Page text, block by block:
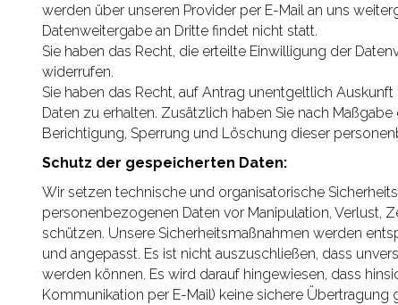
werden über unseren Provider per E-Mail an uns
Datenweitergabe an Dritte findet nicht statt.
Sie haben das Recht, die erteilte Einwilligung der
widerrufen.
Sie haben das Recht, auf Antrag unentgeltlich
Daten zu erhalten. Zusätzlich haben Sie nach
Berichtigung, Sperrung und Löschung dieser
Schutz der gespeicherten Daten:
Wir setzen technische und organisatorische
personenbezogenen Daten vor Manipulation, Verlust,
schützen. Unsere Sicherheitsmaßnahmen werden
und angepasst. Es ist nicht auszuschließen, dass
werden können. Es wird darauf hingewiesen, dass
Kommunikation per E-Mail) keine sichere